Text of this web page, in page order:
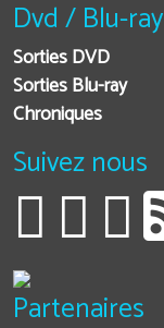
Dvd / Blu-ray
Sorties DVD
Sorties Blu-ray
Chroniques
Suivez nous
Partenaires